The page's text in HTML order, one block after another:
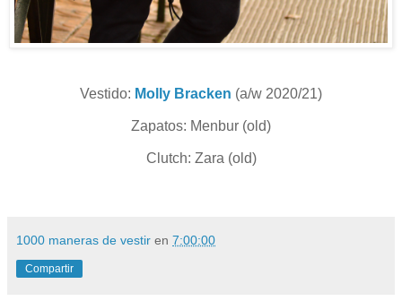
Vestido: Molly Bracken (a/w 2020/21)
Zapatos: Menbur (old)
Clutch: Zara (old)
1000 maneras de vestir en 7:00:00
Compartir